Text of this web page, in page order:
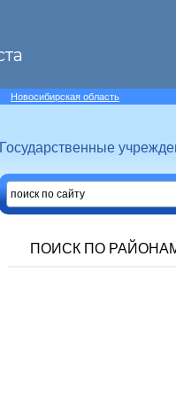
Новосибирская область
Государственные
ПОИСК ПО